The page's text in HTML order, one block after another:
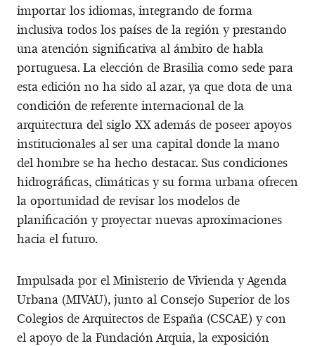
importar los idiomas, integrando de forma
inclusiva todos los países de la región y prestando
una atención significativa al ámbito de habla
portuguesa. La elección de Brasilia como sede para
esta edición no ha sido al azar, ya que dota de una
condición de referente internacional de la
arquitectura del siglo XX además de poseer apoyos
institucionales al ser una capital donde la mano
del hombre se ha hecho destacar. Sus condiciones
hidrográficas, climáticas y su forma urbana ofrecen
la oportunidad de revisar los modelos de
planificación y proyectar nuevas aproximaciones
hacia el futuro.
Impulsada por el Ministerio de Vivienda y Agenda
Urbana (MIVAU), junto al Consejo Superior de los
Colegios de Arquitectos de España (CSCAE) y con
el apoyo de la Fundación Arquia, la exposición